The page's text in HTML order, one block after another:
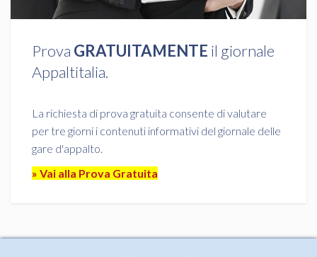
Prova GRATUITAMENTE il giornale
Appaltitalia.
La richiesta di prova gratuita consente di valutare
per tre giorni i contenuti informativi del giornale delle
gare d'appalto.
» Vai alla Prova Gratuita